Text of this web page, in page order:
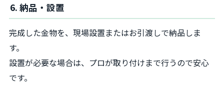
6. 納品・設置
完成した金物を、現場設置またはお引渡しで納品しま
す。
設置が必要な場合は、プロが取り付けまで行うので安心
です。